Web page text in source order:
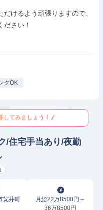
だけるよう頑張りますので、
さい！
クOK
してみましょう！
/住宅手当あり/夜勤
笂井町
月給22万8500円～
36万8500円